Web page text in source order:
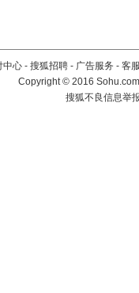
中心 - 搜狐招聘 - 广告服务 - 客
Copyright©2016
搜狐不良信息举